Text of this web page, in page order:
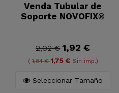
Venda Tubular de
Soporte NOVOFIX®
2,02 € 1,92 €
( 1,84 €1,75 € Sin imp.)
Seleccionar Tamaño